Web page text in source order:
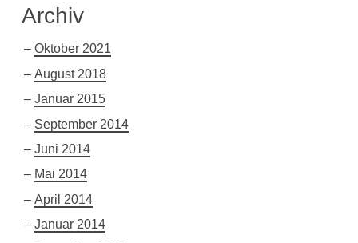
Archiv
Oktober 2021
August 2018
Januar 2015
September 2014
Juni 2014
Mai 2014
April 2014
Januar 2014